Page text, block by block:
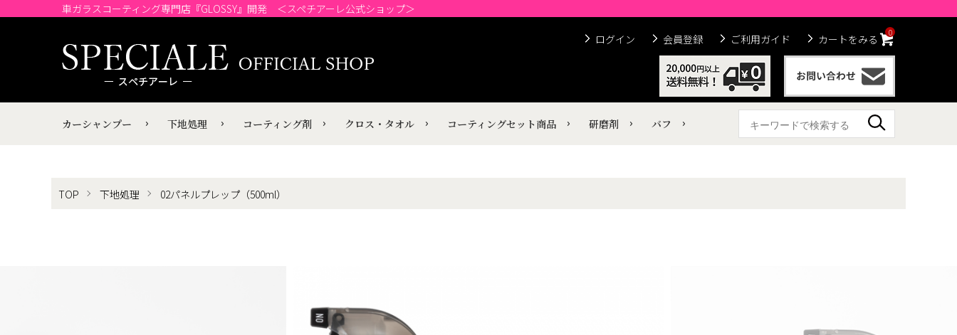
車ガラスコーティング専門店『GLOSSY』開発 ＜スペチアーレ公式ショップ＞
ログイン 会員登録 ご利用ガイド カートをみる 0
カーシャンプー 下地処理 コーティング剤 クロス・タオル コーティングセット商品 研磨剤 バフ
TOP 下地処理 02パネルプレップ（500ml）